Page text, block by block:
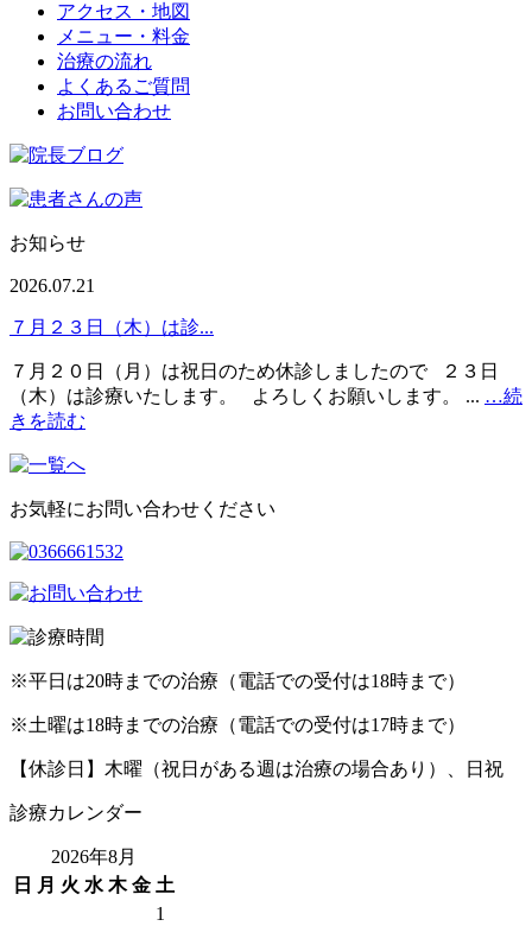
アクセス・地図
メニュー・料金
治療の流れ
よくあるご質問
お問い合わせ
お知らせ
2026.07.21
７月２３日（木）は診...
７月２０日（月）は祝日のため休診しましたので ２３日
（木）は診療いたします。 よろしくお願いします。 ... …続
きを読む
お気軽にお問い合わせください
※平日は20時までの治療（電話での受付は18時まで）
※土曜は18時までの治療（電話での受付は17時まで）
【休診日】木曜（祝日がある週は治療の場合あり）、日祝
診療カレンダー
2026年8月
日
月 火 水 木 金 土
1